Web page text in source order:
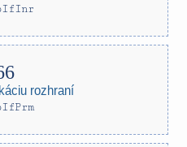
rozhraní